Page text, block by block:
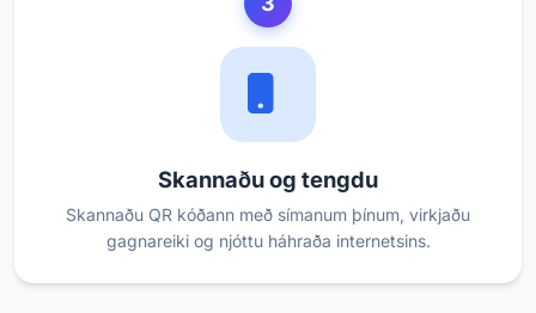
Skannaðu og tengdu
Skannaðu QR kóðann með símanum þínum, virkjaðu
gagnareiki og njóttu háhraða internetsins.